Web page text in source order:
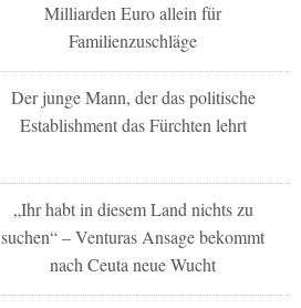
Milliarden Euro allein für
Familienzuschläge
Der junge Mann, der das politische
Establishment das Fürchten lehrt
„Ihr habt in diesem Land nichts zu
suchen“ – Venturas Ansage bekommt
nach Ceuta neue Wucht